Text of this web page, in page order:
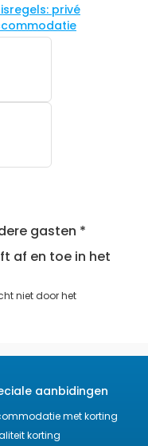
privé
gasten *
af en toe in het
niet door het
aanbidingen
met korting
korting